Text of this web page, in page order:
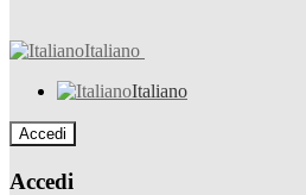
Italiano
Italiano
Accedi
Accedi